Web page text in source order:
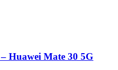
هواوى مايت 30 5 جى – Huawei Mate 30 5G